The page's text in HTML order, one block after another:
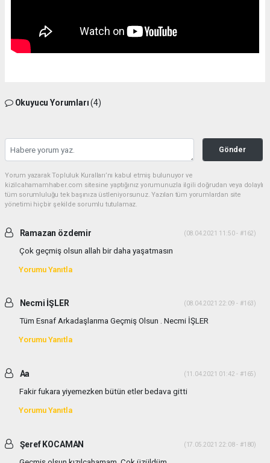
Okuyucu Yorumları(4)
Gönder
Yorum yazarak Topluluk Kuralları’nı kabul etmiş bulunuyor ve
kizilcahamamhaber.com sitesine yaptığınız yorumunuzla ilgili doğrudan veya dolaylı
tüm sorumluluğu tek başınıza üstleniyorsunuz. Yazılan tüm yorumlardan site
yönetimi hiçbir şekilde sorumlu tutulamaz.
Ramazan özdemir (08.04.2021 11:50 - #162)
Çok geçmiş olsun allah bir daha yaşatmasın
Yorumu Yanıtla
Necmi İŞLER (08.04.2021 22:09 - #163)
Tüm Esnaf Arkadaşlarıma Geçmiş Olsun . Necmi İŞLER
Yorumu Yanıtla
Aa (11.04.2021 01:42 - #165)
Fakir fukara yiyemezken bütün etler bedava gitti
Yorumu Yanıtla
Şeref KOCAMAN (17.05.2021 22:08 - #180)